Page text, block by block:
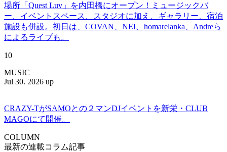
場所「Quest Luv」を内田橋にオープン！ミュージックバ
ー、イベントスペース、スタジオに加え、ギャラリー、宿泊
施設も併設。初日は、COVAN、NEI、homarelanka、Andreら
によるライブも。
10
MUSIC
Jul 30. 2026 up
CRAZY-TがSAMOとの２マンDJイベントを新栄・CLUB
MAGOにて開催。
COLUMN
最新の連載コラム記事